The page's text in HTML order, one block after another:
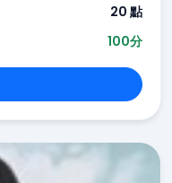
20 點
100分